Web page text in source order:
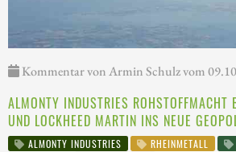
Kommentar von Armin Schulz vom
ALMONTY INDUSTRIES ROHSTOFFMACHT
UND LOCKHEED MARTIN INS NEUE
ALMONTY INDUSTRIES RHEINMETALL